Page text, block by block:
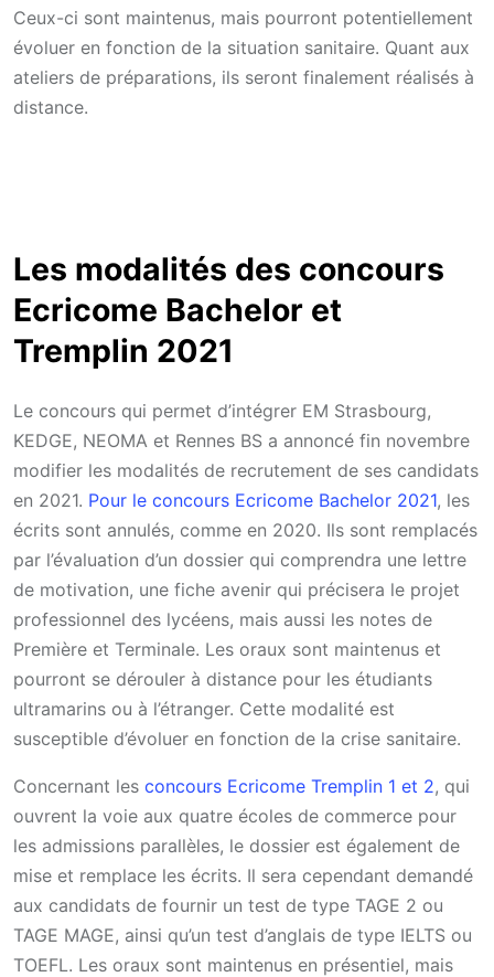
Ceux-ci sont maintenus, mais pourront potentiellement
évoluer en fonction de la situation sanitaire. Quant aux
ateliers de préparations, ils seront finalement réalisés à
distance.
Les modalités des concours
Ecricome Bachelor et
Tremplin 2021
Le concours qui permet d’intégrer EM Strasbourg,
KEDGE, NEOMA et Rennes BS a annoncé fin novembre
modifier les modalités de recrutement de ses candidats
en 2021. Pour le concours Ecricome Bachelor 2021, les
écrits sont annulés, comme en 2020. Ils sont remplacés
par l’évaluation d’un dossier qui comprendra une lettre
de motivation, une fiche avenir qui précisera le projet
professionnel des lycéens, mais aussi les notes de
Première et Terminale. Les oraux sont maintenus et
pourront se dérouler à distance pour les étudiants
ultramarins ou à l’étranger. Cette modalité est
susceptible d’évoluer en fonction de la crise sanitaire.
Concernant les concours Ecricome Tremplin 1 et 2, qui
ouvrent la voie aux quatre écoles de commerce pour
les admissions parallèles, le dossier est également de
mise et remplace les écrits. Il sera cependant demandé
aux candidats de fournir un test de type TAGE 2 ou
TAGE MAGE, ainsi qu’un test d’anglais de type IELTS ou
TOEFL. Les oraux sont maintenus en présentiel, mais